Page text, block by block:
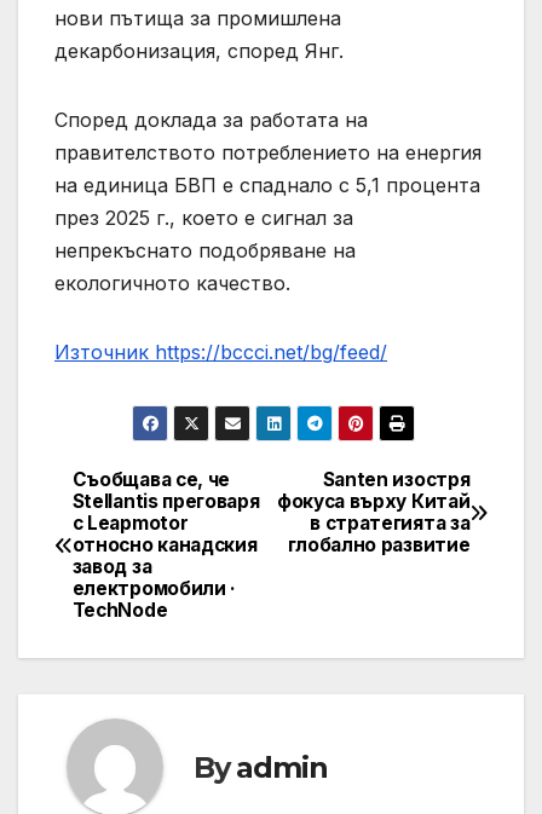
нови пътища за промишлена
декарбонизация, според Янг.
Според доклада за работата на
правителството потреблението на енергия
на единица БВП е спаднало с 5,1 процента
през 2025 г., което е сигнал за
непрекъснато подобряване на
екологичното качество.
Източник https://bccci.net/bg/feed/
Post
navigation
Santen изостря
фокуса върху Китай
в стратегията за
глобално развитие
Съобщава се, че
Stellantis преговаря
с Leapmotor
относно канадския
завод за
електромобили ·
TechNode
Byadmin